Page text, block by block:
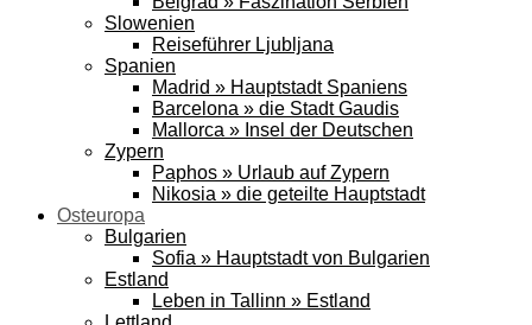
Slowenien
Reiseführer Ljubljana
Spanien
Madrid » Hauptstadt Spaniens
Barcelona » die Stadt Gaudis
Mallorca » Insel der Deutschen
Zypern
Paphos » Urlaub auf Zypern
Nikosia » die geteilte Hauptstadt
Osteuropa
Bulgarien
Sofia » Hauptstadt von Bulgarien
Estland
Leben in Tallinn » Estland